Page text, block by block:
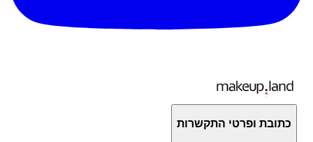
כתובת ופרטי התקשרות